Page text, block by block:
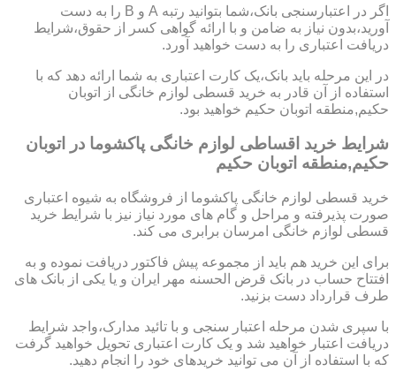
اگر در اعتبارسنجی بانک،شما بتوانید رتبه A و B را به دست
آورید،بدون نیاز به ضامن و با ارائه گواهی کسر از حقوق،شرایط
دریافت اعتباری را به دست خواهید آورد.
در این مرحله باید بانک،یک کارت اعتباری به شما ارائه دهد که با
استفاده از آن قادر به خرید قسطی لوازم خانگی از اتوبان
حکیم,منطقه اتوبان حکیم خواهید بود.
شرایط خرید اقساطی لوازم خانگی پاکشوما در اتوبان
حکیم,منطقه اتوبان حکیم
خرید قسطی لوازم خانگی پاکشوما از فروشگاه به شیوه اعتباری
صورت پذیرفته و مراحل و گام های مورد نیاز نیز با شرایط خرید
قسطی لوازم خانگی امرسان برابری می کند.
برای این خرید هم باید از مجموعه پیش فاکتور دریافت نموده و به
افتتاح حساب در بانک قرض الحسنه مهر ایران و یا یکی از بانک های
طرف قرارداد دست بزنید.
با سپری شدن مرحله اعتبار سنجی و با تائید مدارک،واجد شرایط
دریافت اعتبار خواهید شد و یک کارت اعتباری تحویل خواهید گرفت
که با استفاده از آن می توانید خریدهای خود را انجام دهید.